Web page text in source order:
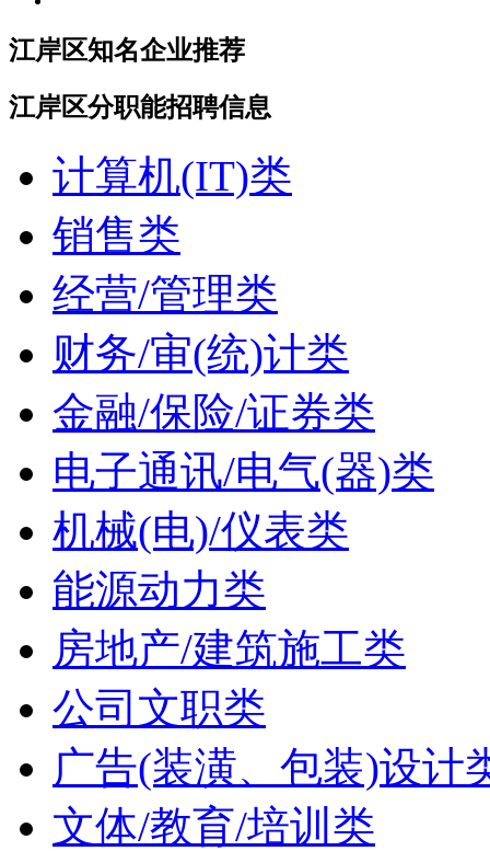
江岸区知名企业推荐
江岸区分职能招聘信息
计算机(IT)类
销售类
经营/管理类
财务/审(统)计类
金融/保险/证券类
电子通讯/电气(器)类
机械(电)/仪表类
能源动力类
房地产/建筑施工类
公司文职类
广告(装潢、包装)设计
文体/教育/培训类